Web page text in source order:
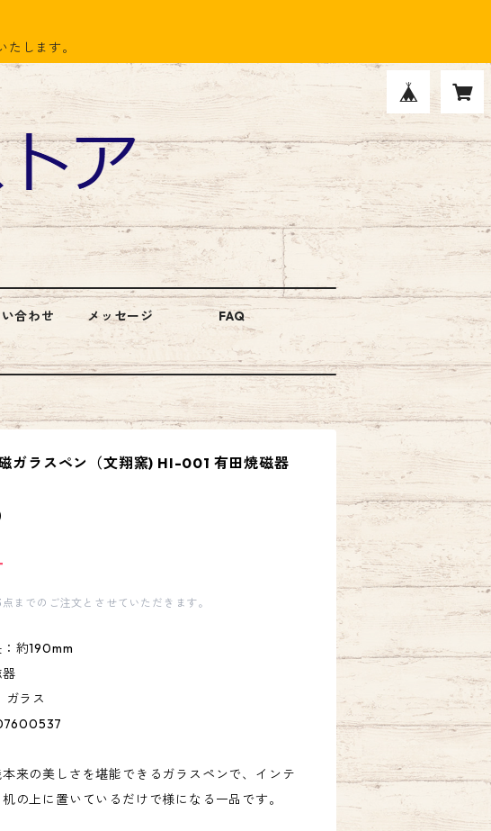
します。
合わせ メッセージ FAQ
ガラスペン（文翔窯) HI-001 有田焼磁器
までのご注文とさせていただきます。
約190mm
ガラス
来の美しさを堪能できるガラスペンで、インテ
の上に置いているだけで様になる一品です。